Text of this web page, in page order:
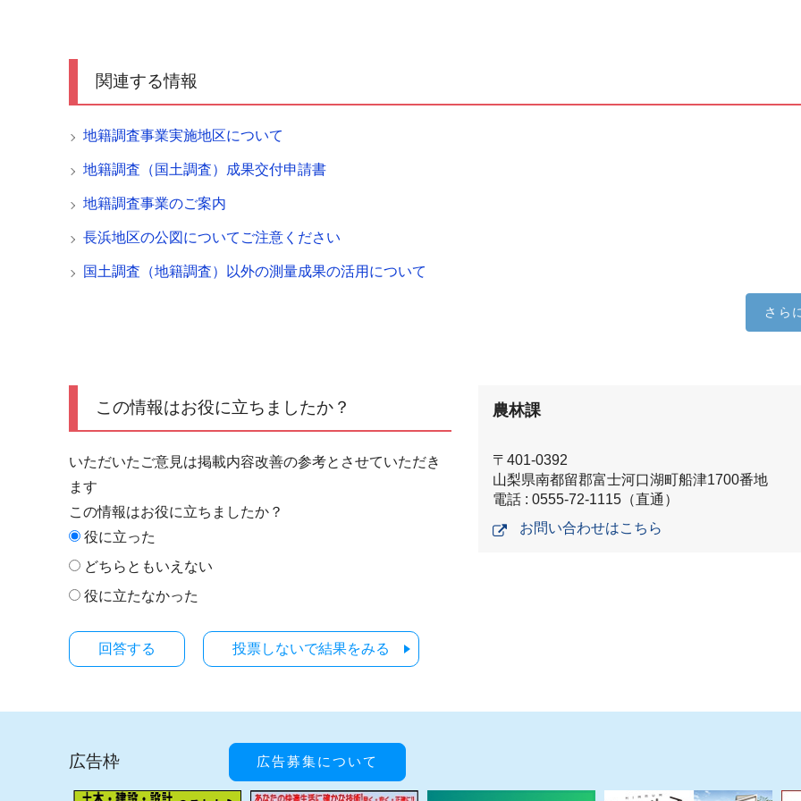
関連する情報
地籍調査事業実施地区について
地籍調査（国土調査）成果交付申請書
地籍調査事業のご案内
長浜地区の公図についてご注意ください
国土調査（地籍調査）以外の測量成果の活用について
さら
この情報はお役に立ちましたか？
いただいたご意見は掲載内容改善の参考とさせていただき
ます
この情報はお役に立ちましたか？
役に立った
どちらともいえない
役に立たなかった
投票しないで結果をみる
農林課
〒401-0392
山梨県南都留郡富士河口湖町船津1700番地
電話 : 0555-72-1115（直通）
お問い合わせはこちら
広告枠 広告募集について